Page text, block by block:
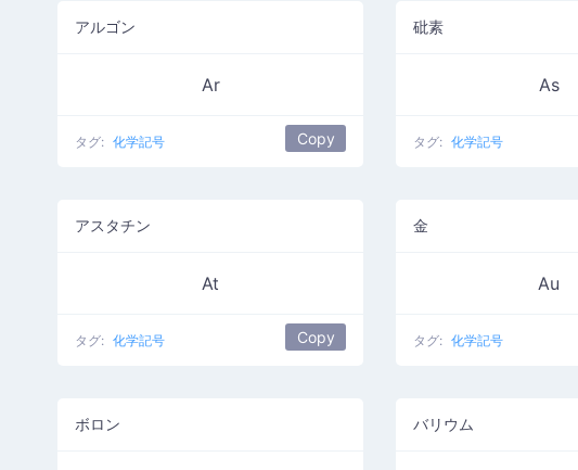
アルゴン
Ar
タグ: 化学記号 Copy
砒素
As
タグ: 化学記号
アスタチン
At
タグ: 化学記号 Copy
金
Au
タグ: 化学記号
ボロン バリウム